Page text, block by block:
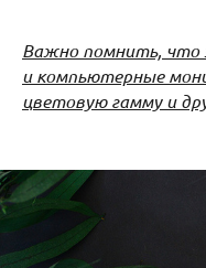
Важно помнить, что
и компьютерные
цветовую гамму и